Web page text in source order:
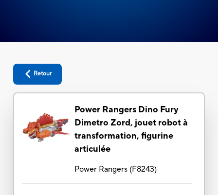
Retour
Power Rangers Dino Fury
Dimetro Zord, jouet robot à
transformation, figurine
articulée
Power Rangers(F8243)